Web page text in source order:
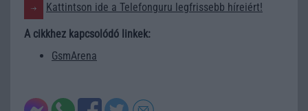
Kattintson ide a Telefonguru legfrissebb híreiért!
A cikkhez kapcsolódó linkek:
GsmArena